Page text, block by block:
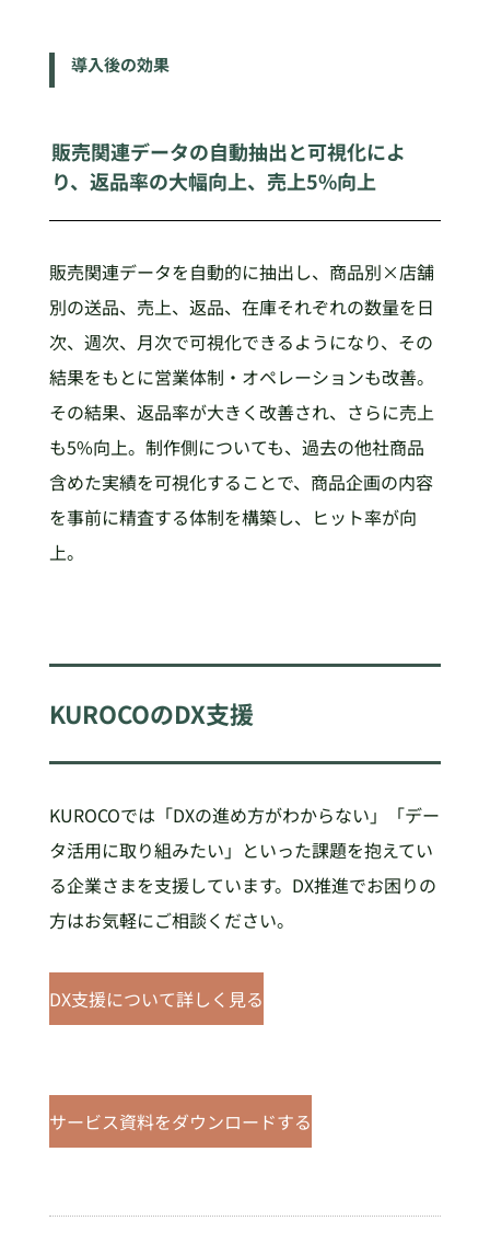
導入後の効果
販売関連データの自動抽出と可視化によ
り、返品率の大幅向上、売上5%向上
販売関連データを自動的に抽出し、商品別×店舗
別の送品、売上、返品、在庫それぞれの数量を日
次、週次、月次で可視化できるようになり、その
結果をもとに営業体制・オペレーションも改善。
その結果、返品率が大きく改善され、さらに売上
も5%向上。制作側についても、過去の他社商品
含めた実績を可視化することで、商品企画の内容
を事前に精査する体制を構築し、ヒット率が向
上。
KUROCOのDX支援
KUROCOでは「DXの進め方がわからない」「デー
タ活用に取り組みたい」といった課題を抱えてい
る企業さまを支援しています。DX推進でお困りの
方はお気軽にご相談ください。
DX支援について詳しく見る
サービス資料をダウンロードする